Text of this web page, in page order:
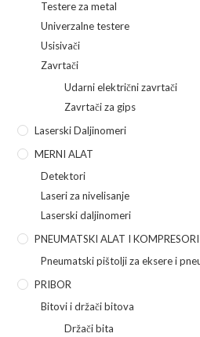
Testere za metal
Univerzalne testere
Usisivači
Zavrtači
Udarni električni zavrtači
Zavrtači za gips
Laserski Daljinomeri
MERNI ALAT
Detektori
Laseri za nivelisanje
Laserski daljinomeri
PNEUMATSKI ALAT I KOMPRESORI
Pneumatski pištolji za eksere i
PRIBOR
Bitovi i držači bitova
Držači bita